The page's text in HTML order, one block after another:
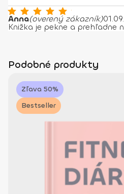
Hodnotenie5z 5
Anna(overený zákazník)
Knižka je pekne a prehľadne
Podobné produkty
Zľava 50%
Bestseller